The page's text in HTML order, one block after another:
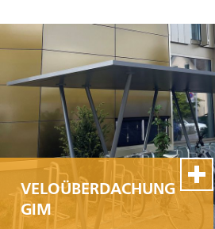
VELOÜBERDACHUNG
GIM